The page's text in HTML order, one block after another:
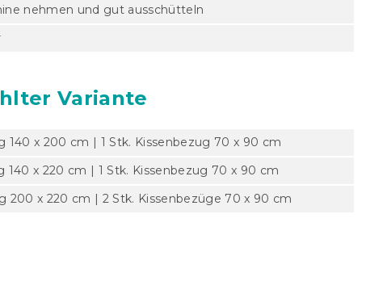
nehmen und gut ausschütteln
Variante
140 x 200 cm | 1 Stk. Kissenbezug 70 x 90 cm
140 x 220 cm | 1 Stk. Kissenbezug 70 x 90 cm
200 x 220 cm | 2 Stk. Kissenbezüge 70 x 90 cm